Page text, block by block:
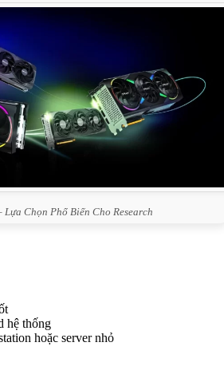
Lựa Chọn Phổ Biến Cho Research
hệ thống
hoặc server nhỏ